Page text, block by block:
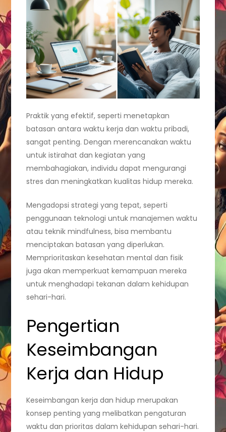
Praktik yang efektif, seperti menetapkan
batasan antara waktu kerja dan waktu pribadi,
sangat penting. Dengan merencanakan waktu
untuk istirahat dan kegiatan yang
membahagiakan, individu dapat mengurangi
stres dan meningkatkan kualitas hidup mereka.
Mengadopsi strategi yang tepat, seperti
penggunaan teknologi untuk manajemen waktu
atau teknik mindfulness, bisa membantu
menciptakan batasan yang diperlukan.
Memprioritaskan kesehatan mental dan fisik
juga akan memperkuat kemampuan mereka
untuk menghadapi tekanan dalam kehidupan
sehari-hari.
Pengertian
Keseimbangan
Kerja dan Hidup
Keseimbangan kerja dan hidup merupakan
konsep penting yang melibatkan pengaturan
waktu dan prioritas dalam kehidupan sehari-hari.